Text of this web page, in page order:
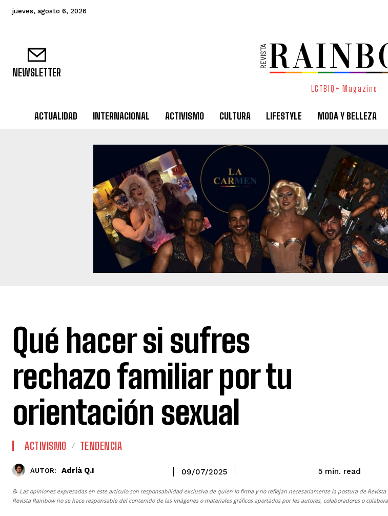
jueves, agosto 6, 2026
NEWSLETTER
LGTBIQ+ Magazine
ACTUALIDAD INTERNACIONAL ACTIVISMO CULTURA LIFESTYLE MODA Y BELLEZA
Qué hacer si sufres
rechazo familiar por tu
orientación sexual
ACTIVISMO TENDENCIA
AUTOR: Adrià Q.I 09/07/2025 5 min. read
📝 Las opiniones expresadas en este artículo son responsabilidad exclusiva de quien lo firma y no reflejan necesariamente la postura de
Revista Rainbowno se hace responsable del contenido de las imágenes o materiales gráficos aportados por les autores, colaboradores o